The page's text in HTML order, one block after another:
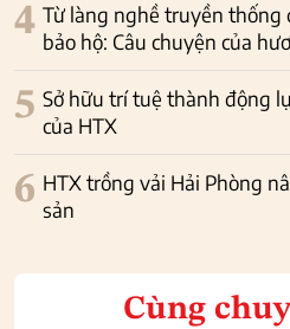
4 Từ làng nghề truyền thống
bảo hộ: Câu chuyện của
5 Sở hữu trí tuệ thành động
của HTX
6 HTX trồng vải Hải Phòng
sản
Cùng